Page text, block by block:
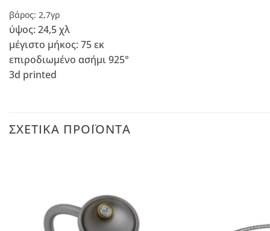
βάρος: 2,7γρ
ύψος: 24,5 χλ
μέγιστο μήκος: 75 εκ
επιροδιωμένο ασήμι 925°
3d printed
ΣΧΕΤΙΚΆ ΠΡΟΪΌΝΤΑ